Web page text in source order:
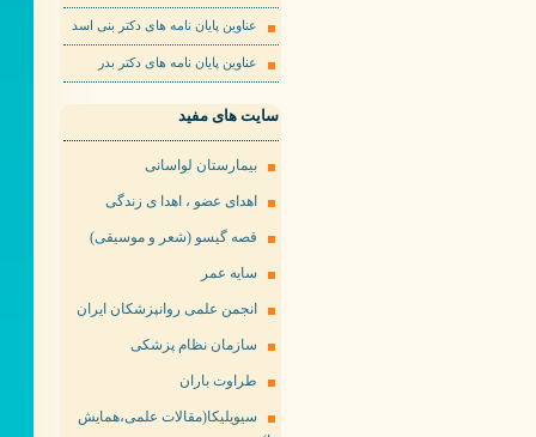
عناوین پایان نامه های دکتر بنی اسد
عناوین پایان نامه های دکتر بدر
سایت های مفید
بیمارستان لواسانی
اهدای عضو ، اهدا ی زندگی
قصه گیسو (شعر و موسیقی)
سایه عمر
انجمن علمی روانپزشکان ایران
سازمان نظام پزشکی
طراوت باران
سیویلیکا(مقالات علمی،همایش